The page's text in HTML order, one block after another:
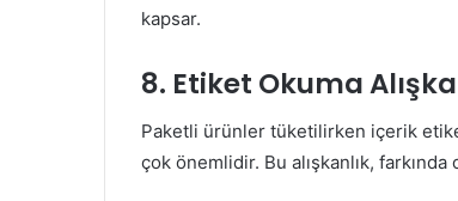
kapsar.
8. Etiket Okuma
Paketli ürünler tüketilirken içerik
çok önemlidir. Bu alışkanlık,